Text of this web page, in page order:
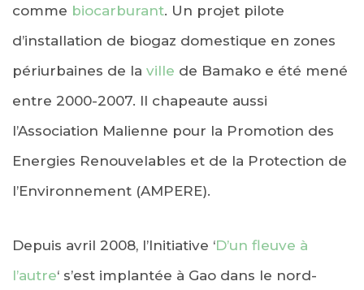
comme biocarburant. Un projet pilote
d’installation de biogaz domestique en zones
périurbaines de la ville de Bamako e été mené
entre 2000-2007. Il chapeaute aussi
l’Association Malienne pour la Promotion des
Energies Renouvelables et de la Protection de
l’Environnement (AMPERE).
Depuis avril 2008, l’Initiative ‘D’un fleuve à
l’autre‘ s’est implantée à Gao dans le nord-